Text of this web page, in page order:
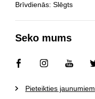
Brīvdienās: Slēgts
Seko mums
Pieteikties jaunumiem